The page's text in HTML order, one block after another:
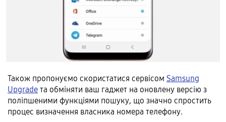
Також пропонуємо скористатися сервісом Samsung
Upgrade та обміняти ваш гаджет на оновлену версію з
поліпшеними функціями пошуку, що значно спростить
процес визначення власника номера телефону.